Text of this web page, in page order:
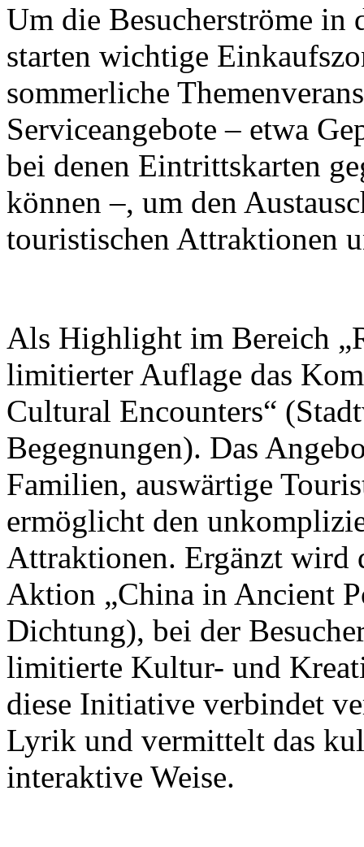
Um die Besucherströme in
starten wichtige
sommerliche
Serviceangebote – etwa
bei denen Eintrittskarten
können –, um den
touristischen Attraktionen
Als Highlight im Bereich
limitierter Auflage das
Cultural Encounters“
Begegnungen). Das
Familien, auswärtige
ermöglicht den
Attraktionen. Ergänzt wird
Aktion „China in Ancient
Dichtung), bei der
limitierte Kultur- und
diese Initiative verbindet
Lyrik und vermittelt das
interaktive Weise.